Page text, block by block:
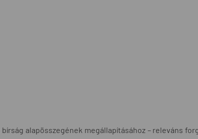
bírság alapösszegének megállapításához – releváns